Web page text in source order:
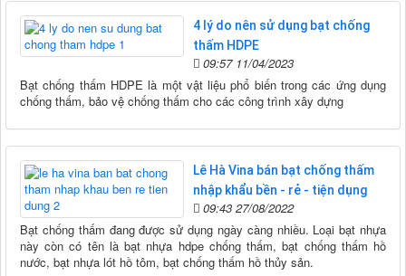
4 lý do nên sử dụng bạt chống
thấm HDPE
09:57 11/04/2023
Bạt chống thấm HDPE là một vật liệu phổ biến trong các ứng dụng
chống thấm, bảo vệ chống thấm cho các công trình xây dựng
Lê Hà Vina bán bạt chống thấm
nhập khẩu bền - rẻ - tiện dụng
09:43 27/08/2022
Bạt chống thấm đang được sử dụng ngày càng nhiều. Loại bạt nhựa
này còn có tên là bạt nhựa hdpe chống thấm, bạt chống thấm hồ
nước, bạt nhựa lót hồ tôm, bạt chống thấm hồ thủy sản.